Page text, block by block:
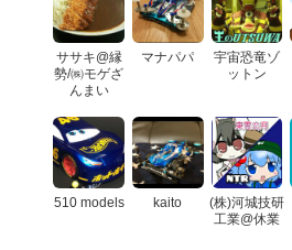
ササキ@縁
勢/㈱モゲざ
んまい
マナパパ
宇宙恐竜ゾ
ットン
510 models kaito
(株)河城技研
工業@休業